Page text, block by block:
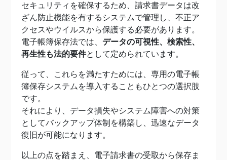
セキュリティを確保するため、請求書データは改
ざん防止機能を有するシステムで管理し、不正ア
クセスやウイルスから保護する必要があります。
電子帳簿保存法では、 データの可視性、検索性、
再生性も法的要件として定められています。
従って、これらを満たすためには、専用の電子帳
簿保存システムを導入することもひとつの選択肢
です。
それにより、データ損失やシステム障害への対策
としてバックアップ体制を構築し、迅速なデータ
復旧が可能になります。
以上の点を踏まえ、電子請求書の受取から保存ま